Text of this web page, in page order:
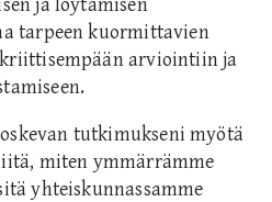
tarpeen kuormittavien
arviointiin ja
tutkimukseni myötä
miten ymmärrämme
yhteiskunnassamme